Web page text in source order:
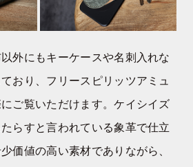
外にもキーケースや名刺入れな
おり、フリースピリッツアミュ
ご覧いただけます。ケイシイズ
らすと言われている象革で仕立
価値の高い素材でありながら、